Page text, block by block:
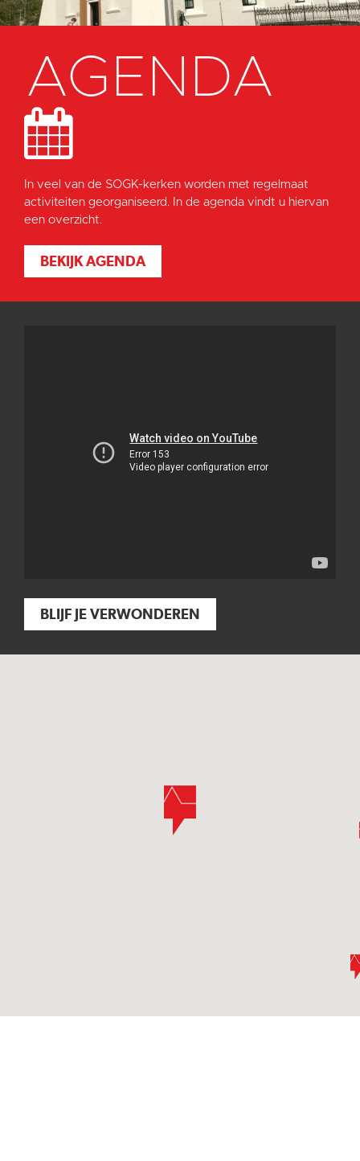
AGENDA
In veel van de SOGK-kerken worden met regelmaat
activiteiten georganiseerd. In de agenda vindt u hiervan
een overzicht.
BEKIJK AGENDA
BLIJF JE VERWONDEREN